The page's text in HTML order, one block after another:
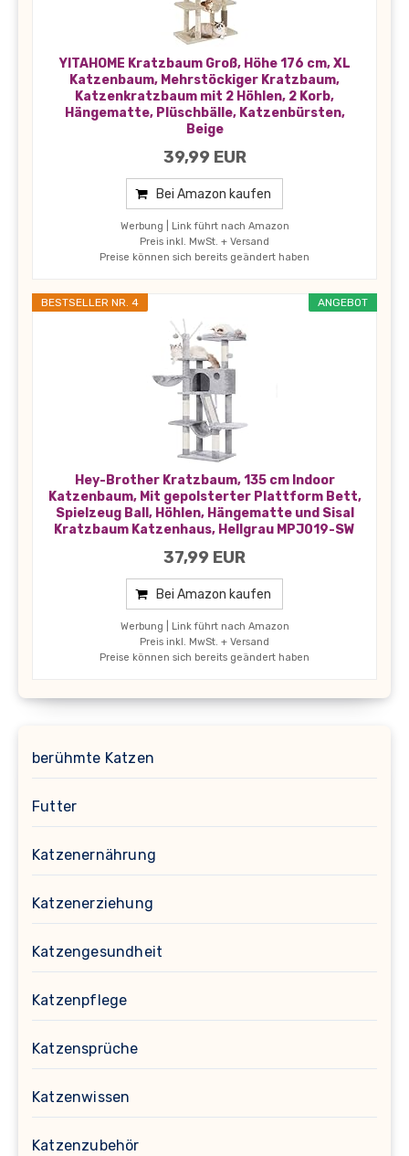
YITAHOME Kratzbaum Groß, Höhe 176 cm, XL
Katzenbaum, Mehrstöckiger Kratzbaum,
Katzenkratzbaum mit 2 Höhlen, 2 Korb,
Hängematte, Plüschbälle, Katzenbürsten,
Beige
39,99 EUR
Bei Amazon kaufen
Werbung | Link führt nach Amazon
Preis inkl. MwSt. + Versand
Preise können sich bereits geändert haben
ANGEBOT
BESTSELLER NR. 4
Hey-Brother Kratzbaum, 135 cm Indoor
Katzenbaum, Mit gepolsterter Plattform Bett,
Spielzeug Ball, Höhlen, Hängematte und Sisal
Kratzbaum Katzenhaus, Hellgrau MPJ019-SW
37,99 EUR
Bei Amazon kaufen
Werbung | Link führt nach Amazon
Preis inkl. MwSt. + Versand
Preise können sich bereits geändert haben
berühmte Katzen
Futter
Katzenernährung
Katzenerziehung
Katzengesundheit
Katzenpflege
Katzensprüche
Katzenwissen
Katzenzubehör